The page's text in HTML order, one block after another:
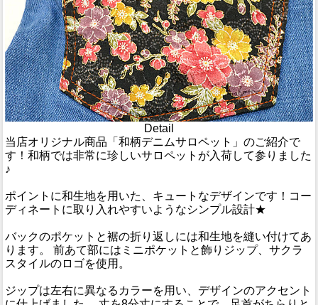
Detail
当店オリジナル商品「和柄デニムサロペット」のご紹介で
す！和柄では非常に珍しいサロペットが入荷して参りました
♪
ポイントに和生地を用いた、キュートなデザインです！コー
ディネートに取り入れやすいようなシンプル設計★
バックのポケットと裾の折り返しには和生地を縫い付けてあ
ります。 前あて部にはミニポケットと飾りジップ、サクラ
スタイルのロゴを使用。
ジップは左右に異なるカラーを用い、デザインのアクセント